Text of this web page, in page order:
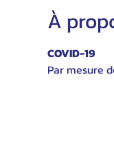
À
COVID-19
Par mesure